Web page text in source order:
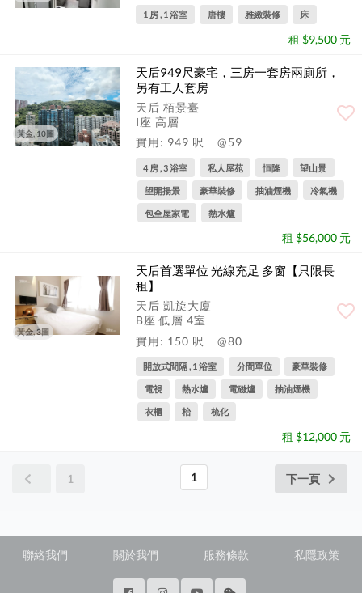
1 房 , 1 浴室 唐樓 雅緻裝修 床
租 $9,500 元
黃金, 10圖
天后949尺豪宅，三房一套房兩廁所，
另有工人套房
天后 栢景臺
I座 高層
實用: 949 呎
@59
4 房 , 3 浴室 私人屋苑 恒隆 望山景
望開揚景 豪華裝修 抽油煙機 冷氣機
包全屋家電 熱水爐
租 $56,000 元
黃金, 3圖
天后首選單位 光線充足 多窗【只限長
租】
天后 凱旋大廈
B座 低層 4室
實用: 150 呎
@80
開放式間隔 , 1 浴室 分間單位 豪華裝修
電視 熱水爐 電磁爐 抽油煙機
衣櫃 枱 梳化
租 $12,000 元
1 1 下一頁
聯絡我們 關於我們 服務條款 私隱政策